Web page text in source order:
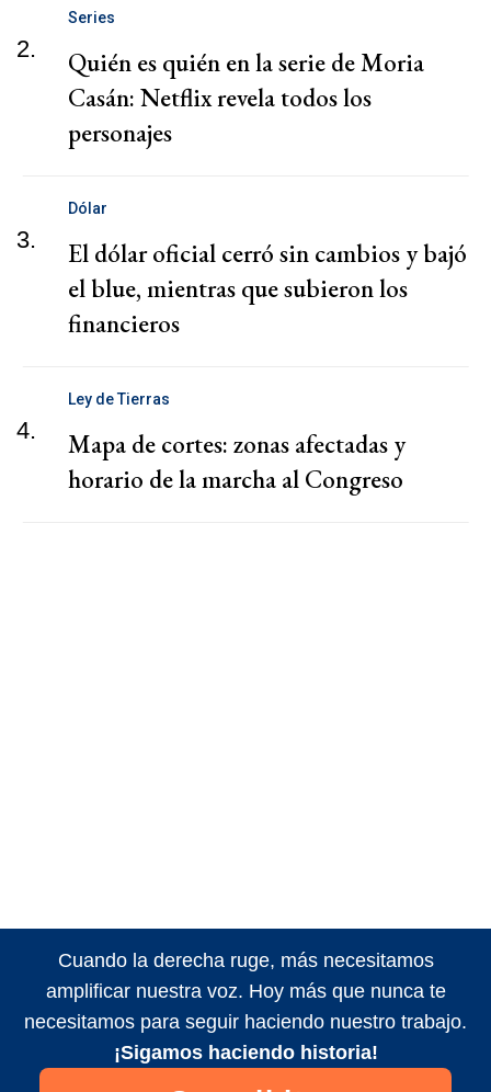
2.
Series
Quién es quién en la serie de Moria
Casán: Netflix revela todos los
personajes
3.
Dólar
El dólar oficial cerró sin cambios y bajó
el blue, mientras que subieron los
financieros
4.
Ley de Tierras
Mapa de cortes: zonas afectadas y
horario de la marcha al Congreso
Cuando la derecha ruge, más necesitamos
amplificar nuestra voz. Hoy más que nunca te
necesitamos para seguir haciendo nuestro trabajo.
¡Sigamos haciendo historia!